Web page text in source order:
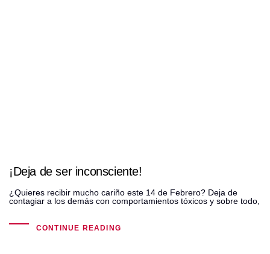
¡Deja de ser inconsciente!
¿Quieres recibir mucho cariño este 14 de Febrero? Deja de
contagiar a los demás con comportamientos tóxicos y sobre todo,
CONTINUE READING